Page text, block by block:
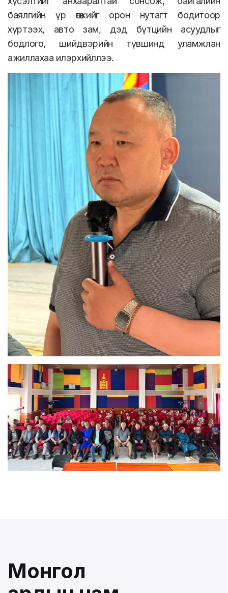
баялгийн үр өгөөжийг орон нутагт бодитоор
хүртээх, авто зам, дэд бүтцийн асуудлыг
бодлого, шийдвэрийн түвшинд уламжлан
ажиллахаа илэрхийллээ.
Монгол